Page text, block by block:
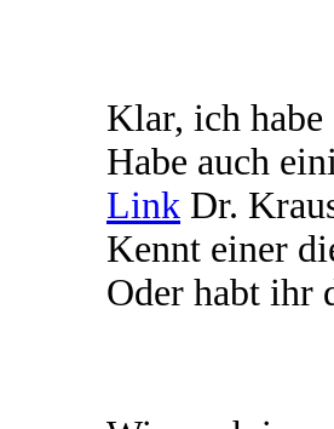
Klar, ich
Habe auch
Link Dr.
Kennt einer
Oder habt ihr